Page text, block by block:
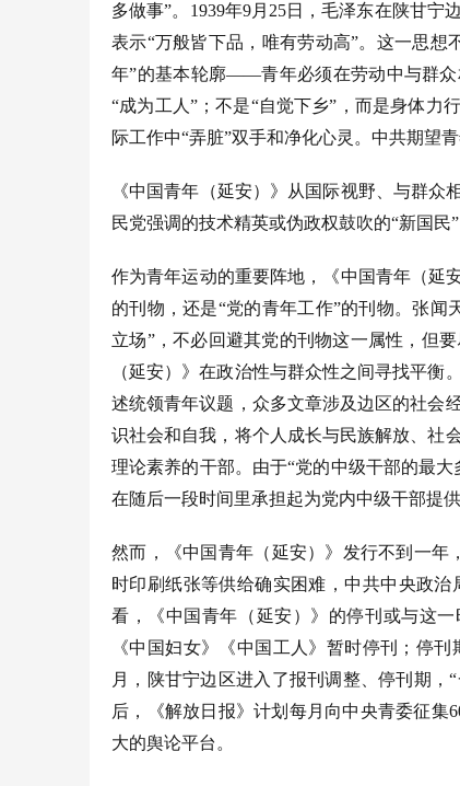
多做事”。1939年9月25日，毛泽东在陕甘
表示“万般皆下品，唯有劳动高”。这一思
年”的基本轮廓——青年必须在劳动中与群众
“成为工人”；不是“自觉下乡”，而是身体力
际工作中“弄脏”双手和净化心灵。中共期望
《中国青年（延安）》从国际视野、与群
民党强调的技术精英或伪政权鼓吹的“新国民
作为青年运动的重要阵地，《中国青年（延
的刊物，还是“党的青年工作”的刊物。张
立场”，不必回避其党的刊物这一属性，但
（延安）》在政治性与群众性之间寻找平
述统领青年议题，众多文章涉及边区的社会
识社会和自我，将个人成长与民族解放、社
理论素养的干部。由于“党的中级干部的最
在随后一段时间里承担起为党内中级干部提
然而，《中国青年（延安）》发行不到一年
时印刷纸张等供给确实困难，中共中央政
看，《中国青年（延安）》的停刊或与这
《中国妇女》《中国工人》暂时停刊；停
月，陕甘宁边区进入了报刊调整、停刊期，
后，《解放日报》计划每月向中央青委征集
大的舆论平台。